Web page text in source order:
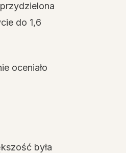
do 1,6
oceniało
była